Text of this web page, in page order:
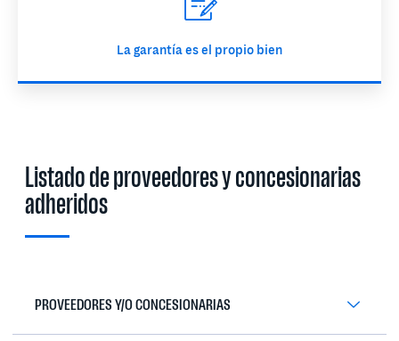
La garantía es el propio bien
Listado de proveedores y concesionarias
adheridos
PROVEEDORES Y/O CONCESIONARIAS